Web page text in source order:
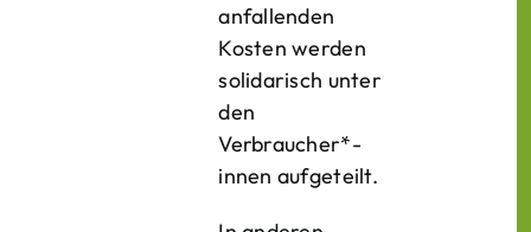
anfallenden
Kosten werden
solidarisch unter
den
Verbraucher*­
innen aufgeteilt.